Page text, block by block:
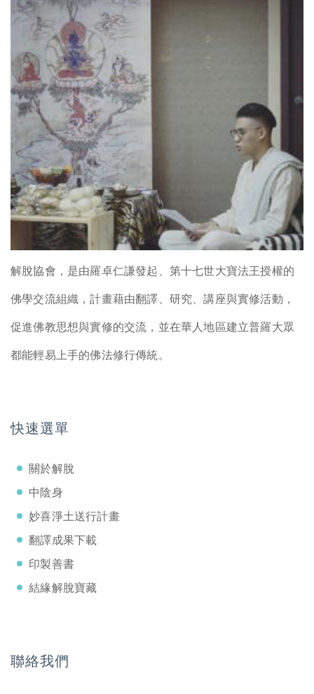
解脫協會，是由羅卓仁謙發起、第十七世大寶法王授權的
佛學交流組織，計畫藉由翻譯、研究、講座與實修活動，
促進佛教思想與實修的交流，並在華人地區建立普羅大眾
都能輕易上手的佛法修行傳統。
快速選單
關於解脫
中陰身
妙喜淨土送行計畫
翻譯成果下載
印製善書
結緣解脫寶藏
聯絡我們